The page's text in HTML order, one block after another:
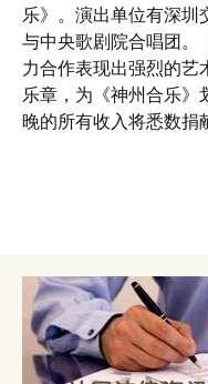
乐》。演出单位有深圳
与中央歌剧院合唱团。
力合作表现出强烈的艺
乐章，为《神州合乐》
晚的所有收入将悉数捐